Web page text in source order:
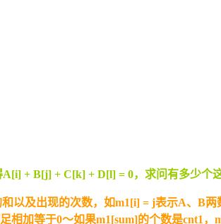
+ B[j] + C[k] + D[l] = 0，求问有多少个
以及出现的次数，如m1[i] = j表示A、B
加等于0～如果m1[sum]的个数是cnt1